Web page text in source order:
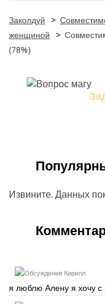
Заколдуй >
женщиной
>
(78%)
Извините. Данных
Кирилл
я люблю Алену я хочу с